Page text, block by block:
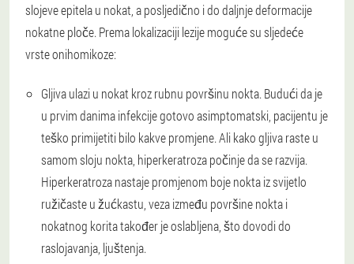
slojeve epitela u nokat, a posljedično i do daljnje deformacije
nokatne ploče. Prema lokalizaciji lezije moguće su sljedeće
vrste onihomikoze:
Gljiva ulazi u nokat kroz rubnu površinu nokta. Budući da je
u prvim danima infekcije gotovo asimptomatski, pacijentu je
teško primijetiti bilo kakve promjene. Ali kako gljiva raste u
samom sloju nokta, hiperkeratroza počinje da se razvija.
Hiperkeratroza nastaje promjenom boje nokta iz svijetlo
ružičaste u žućkastu, veza između površine nokta i
nokatnog korita također je oslabljena, što dovodi do
raslojavanja, ljuštenja.